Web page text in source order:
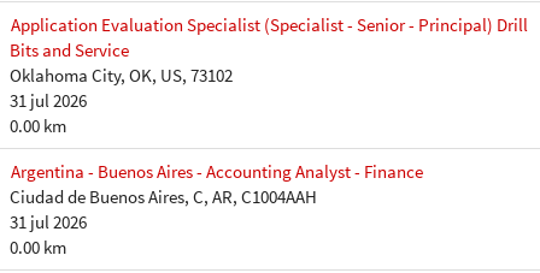
Application Evaluation Specialist (Specialist - Senior - Principal) Drill
Bits and Service
Oklahoma City, OK, US, 73102
31 jul 2026
0.00 km
Argentina - Buenos Aires - Accounting Analyst - Finance
Ciudad de Buenos Aires, C, AR, C1004AAH
31 jul 2026
0.00 km